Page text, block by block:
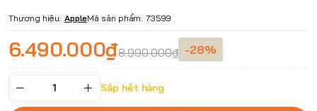
Thương hiệu: AppleMã sản phẩm: 73599
6.490.000₫8.990.000₫ -28%
Sắp hết hàng